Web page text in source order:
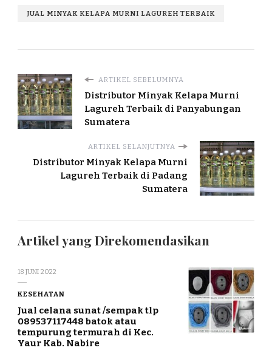
JUAL MINYAK KELAPA MURNI LAGUREH TERBAIK
ARTIKEL SEBELUMNYA
Distributor Minyak Kelapa Murni
Lagureh Terbaik di Panyabungan
Sumatera
ARTIKEL SELANJUTNYA
Distributor Minyak Kelapa Murni
Lagureh Terbaik di Padang
Sumatera
Artikel yang Direkomendasikan
18 JUNI 2022
KESEHATAN
Jual celana sunat /sempak tlp
089537117448 batok atau
tempurung termurah di Kec.
Yaur Kab. Nabire